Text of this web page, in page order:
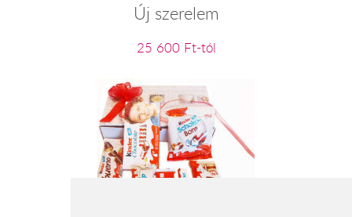
Új szerelem
25 600 Ft-tól